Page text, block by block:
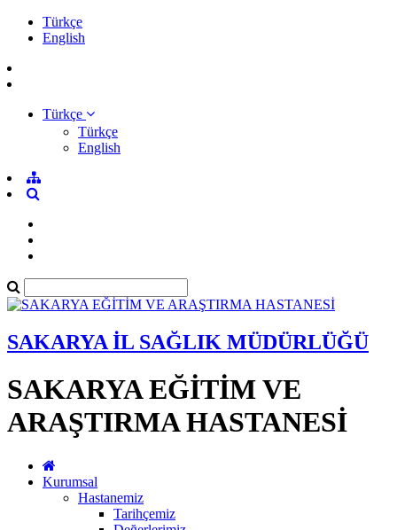
Türkçe
English
Türkçe
Türkçe
English
SAKARYA İL SAĞLIK MÜDÜRLÜĞÜ
SAKARYA EĞİTİM VE
ARAŞTIRMA HASTANESİ
Kurumsal
Hastanemiz
Tarihçemiz